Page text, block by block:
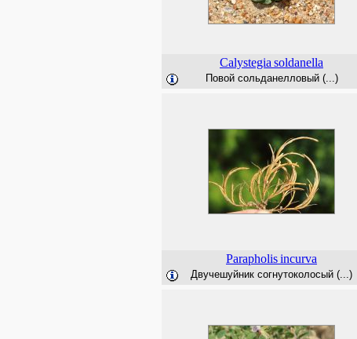
Calystegia soldanella
Повой сольданелловый (...)
Parapholisincurva
Двучешуйник согнутоколосый (...)